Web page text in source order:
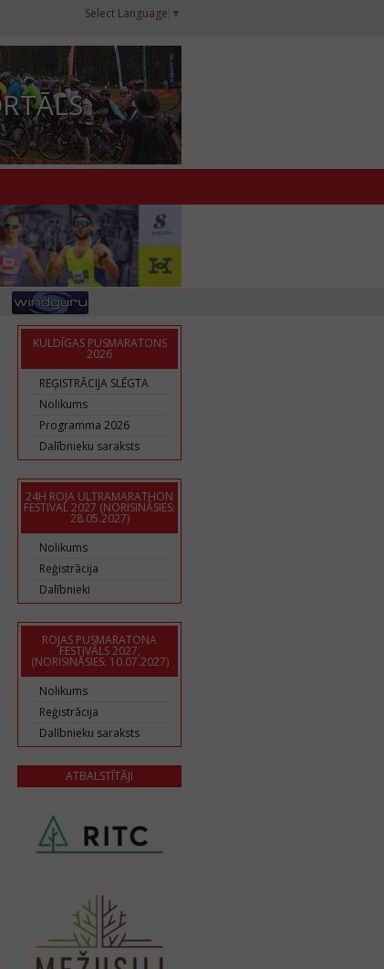
Select Language ▼
KULDĪGAS PUSMARATONS
2026
REĢISTRĀCIJA SLĒGTA
Nolikums
Programma 2026
Dalībnieku saraksts
24H ROJA ULTRAMARATHON
FESTIVAL 2027 (NORISINĀSIES:
28.05.2027)
Nolikums
Reģistrācija
Dalībnieki
ROJAS PUSMARATONA
FESTIVĀLS 2027,
(NORISINĀSIES: 10.07.2027)
Nolikums
Reģistrācija
Dalībnieku saraksts
ATBALSTĪTĀJI